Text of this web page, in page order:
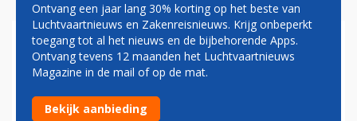
NEDERLANDS ELFTAL MET
GECHARTERDE AIRBUS A330
TERUG NAAR SCHIPHOL
Ontvang een jaar lang 30% korting op het beste van
Luchtvaartnieuws en Zakenreisnieuws. Krijg onbeperkt
toegang tot al het nieuws en de bijbehorende Apps.
Ontvang tevens 12 maanden het Luchtvaartnieuws
Magazine in de mail of op de mat.
Bekijk aanbieding